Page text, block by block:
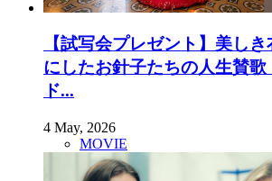
【試写会プレゼント】美し
にしたお針子たちの人生賛歌
ド...
4 May, 2026
MOVIE